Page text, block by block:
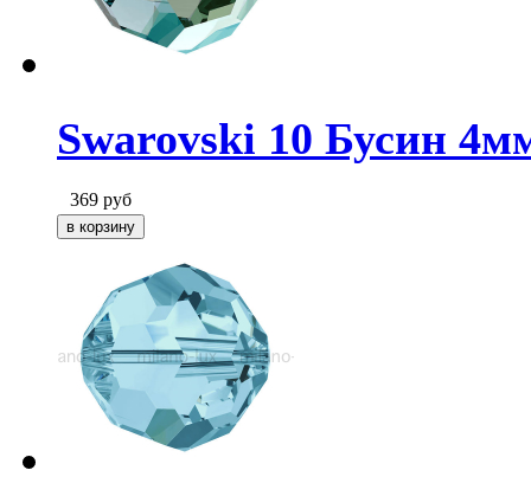
Swarovski 10 Бусин
369 руб